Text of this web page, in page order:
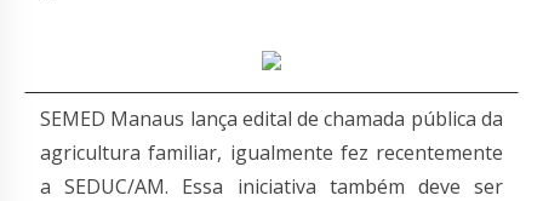
SEMED Manaus lança edital de chamada pública da
agricultura familiar, igualmente fez recentemente
a SEDUC/AM. Essa iniciativa também deve ser